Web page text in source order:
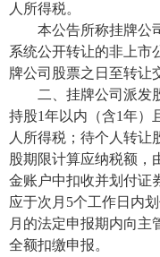
人所得税。
本公告所称挂牌公司
系统公开转让的非上市
牌公司股票之日至转让
二、挂牌公司派发股
持股1年以内（含1年）
人所得税；待个人转让
股期限计算应纳税额，
金账户中扣收并划付证
应于次月5个工作日内
月的法定申报期内向主
全额扣缴申报。